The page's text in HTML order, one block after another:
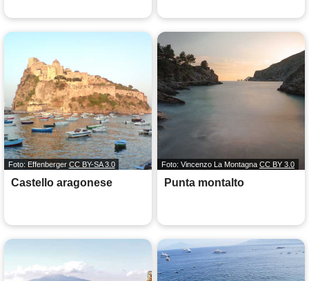
Foto: EffenbergerCC BY-SA 3.0
Castello aragonese
Foto: Vincenzo La Montagna CC BY 3.0
Punta montalto